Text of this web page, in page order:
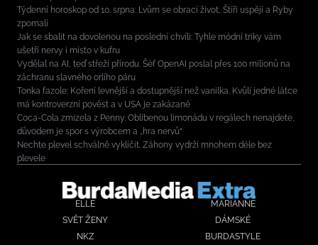
Týdenní horoskop od 10. srpna: Lvům se obrací život, Štíři uspějí a Ryby
zpomalí
Jak se sbalit na dovolenou na poslední chvíli: Tyhle módní triky vám
ušetří nervy i místo v kufru
Vydělal na AI, teď střeží přírodu. Šéf OpenAI poslal přes 100 milionů na
záchranu slavného orlího páru
Tonka fazole: Koření levnější a dostupnější než vanilka. Kvůli jedné látce
má kontroverzní pověst a v USA je zakázané
Coca-Cola zmizela z Penny. Oblíbenou limonádu v regálech nenajdete,
důvodem je spor s výrobcem a „hra nervů“
Nechte plevel schválně vyklíčit. Záhony vydrží mnohem déle bez
plevele
ELLE
MARIANNE
SVĚT ŽENY
DÁMSKÉ
NKZ
BURDASTYLE